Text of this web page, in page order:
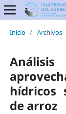
Inicio / Archivos
hídricos
de arroz